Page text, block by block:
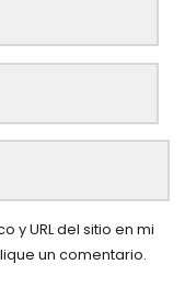
y URL del sitio en mi
un comentario.